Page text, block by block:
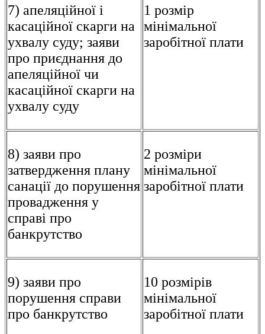
7) апеляційної і
касаційної скарги на
ухвалу суду; заяви
про приєднання до
апеляційної чи
касаційної скарги на
ухвалу суду
1 розмір
мінімальної
заробітної плати
8) заяви про
затвердження плану
санації до порушення
провадження у
справі про
банкрутство
2 розміри
мінімальної
заробітної плати
9) заяви про
порушення справи
про банкрутство
10 розмірів
мінімальної
заробітної плати